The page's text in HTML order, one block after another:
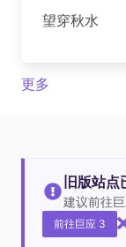
望穿秋水
更多
旧版站
建议前往
前往巨应 3